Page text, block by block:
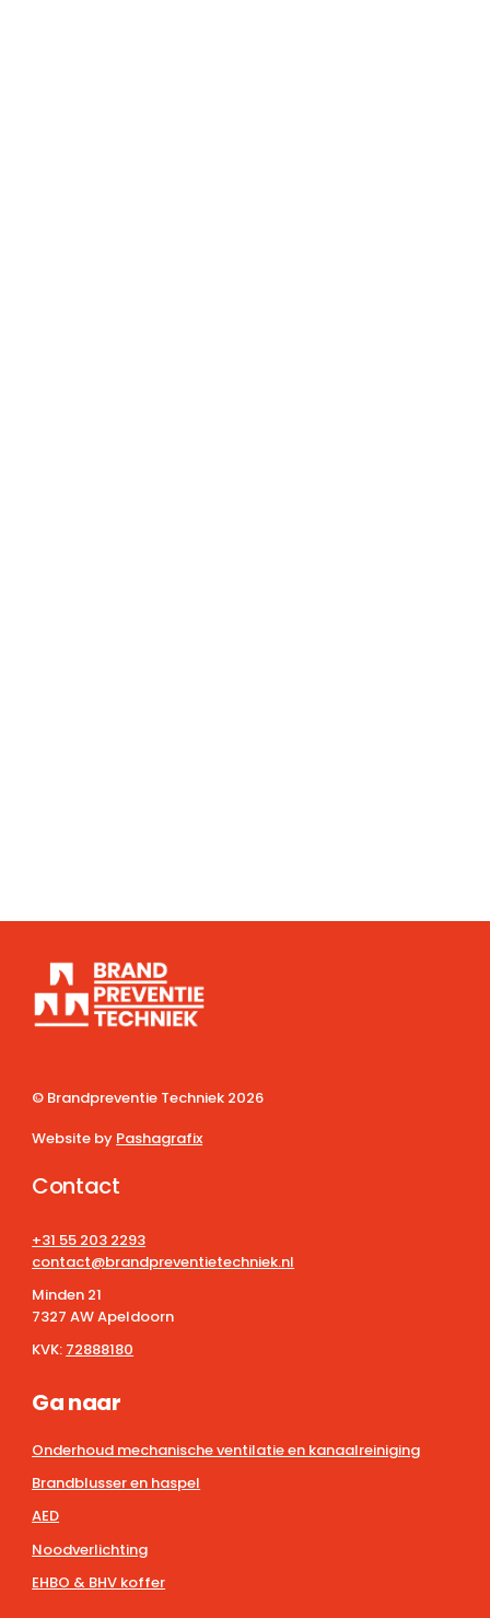
© Brandpreventie Techniek 2026
Website by Pashagrafix
Contact
+31 55 203 2293
contact@brandpreventietechniek.nl
Minden 21
7327 AW Apeldoorn
KVK: 72888180
Ga naar
Onderhoud mechanische ventilatie en kanaalreiniging
Brandblusser en haspel
AED
Noodverlichting
EHBO & BHV koffer